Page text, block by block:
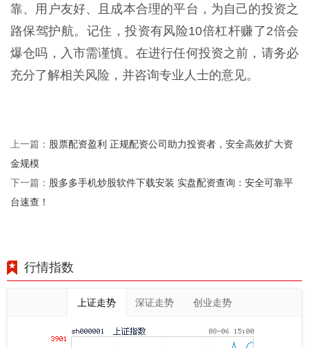
靠、用户友好、且成本合理的平台，为自己的投资之
路保驾护航。记住，投资有风险10倍杠杆赚了2倍会
爆仓吗，入市需谨慎。在进行任何投资之前，请务必
充分了解相关风险，并咨询专业人士的意见。
上一篇： 股票配资盈利 正规配资公司助力投资者，安全高效扩大资
金规模
下一篇： 股多多手机炒股软件下载安装 实盘配资查询：安全可靠平
台速查！
行情指数
上证走势 深证走势 创业走势